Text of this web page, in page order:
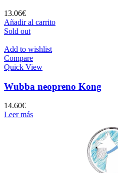
13.06€
Añadir al carrito
Sold out
Add to wishlist
Compare
Quick View
Wubba neopreno Kong
14.60€
Leer más